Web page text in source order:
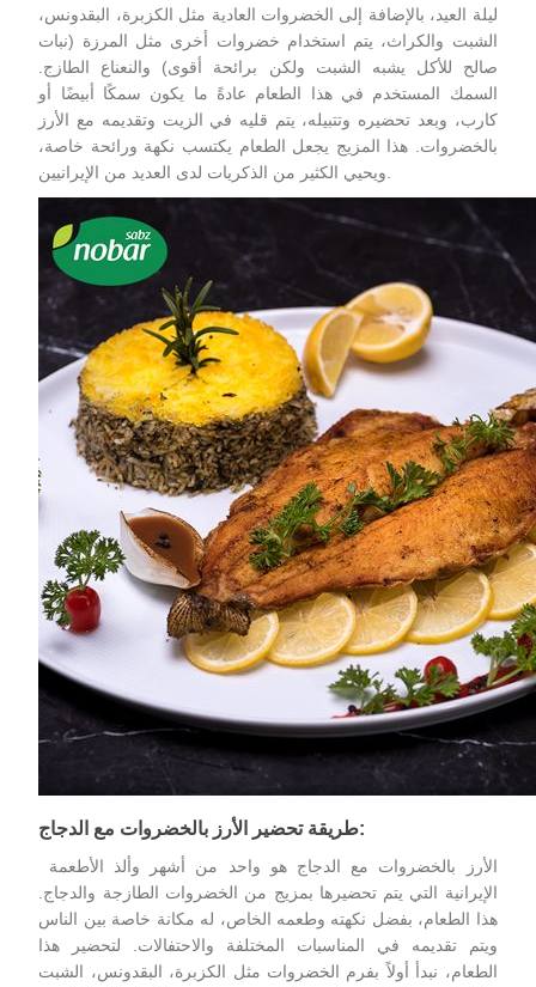
ليلة العيد، بالإضافة إلى الخضروات العادية مثل الكزبرة، البقدونس،
الشبت والكراث، يتم استخدام خضروات أخرى مثل المرزة (نبات
صالح للأكل يشبه الشبت ولكن برائحة أقوى) والنعناع الطازج.
السمك المستخدم في هذا الطعام عادةً ما يكون سمكًا أبيضًا أو
كارب، وبعد تحضيره وتتبيله، يتم قليه في الزيت وتقديمه مع الأرز
بالخضروات. هذا المزيج يجعل الطعام يكتسب نكهة ورائحة خاصة،
طريقة تحضير الأرز بالخضروات مع الدجاج:
الأرز بالخضروات مع الدجاج هو واحد من أشهر وألذ الأطعمة
الإيرانية التي يتم تحضيرها بمزيج من الخضروات الطازجة والدجاج.
هذا الطعام، بفضل نكهته وطعمه الخاص، له مكانة خاصة بين الناس
ويتم تقديمه في المناسبات المختلفة والاحتفالات. لتحضير هذا
الطعام، نبدأ أولاً بفرم الخضروات مثل الكزبرة، البقدونس، الشبت